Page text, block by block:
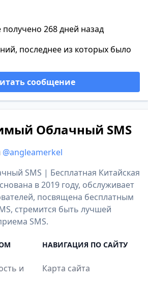
268 дней назад
последнее из которых было
сообщение
Облачный SMS
@angleamerkel
SMS | Бесплатная Китайская
в 2019 году, обслуживает
посвящена бесплатным
стремится быть лучшей
SMS.
и
НАВИГАЦИЯ ПО САЙТУ
Карта сайта